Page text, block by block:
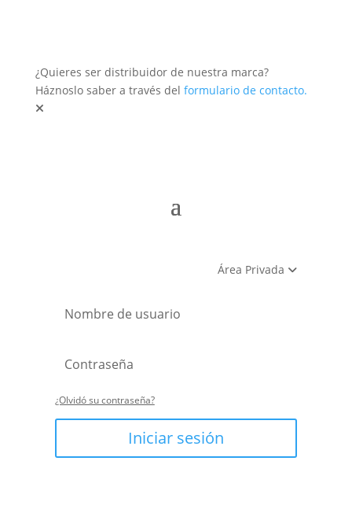
¿Quieres ser distribuidor de nuestra marca?
Háznoslo saber a través del formulario de contacto.
Área Privada
¿Olvidó su contraseña?
Iniciar sesión